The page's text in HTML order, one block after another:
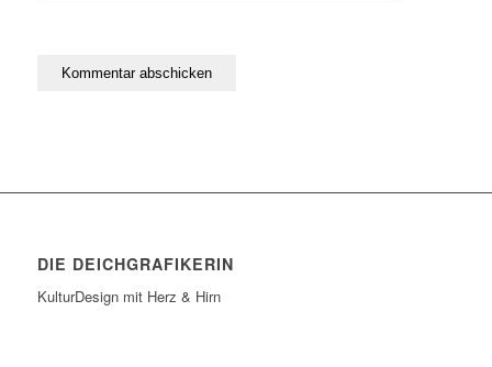
DIE DEICHGRAFIKERIN
KulturDesign mit Herz & Hirn